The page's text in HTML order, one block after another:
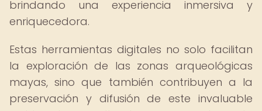
brindando una experiencia inmersiva y
enriquecedora.
Estas herramientas digitales no solo facilitan
la exploración de las zonas arqueológicas
mayas, sino que también contribuyen a la
preservación y difusión de este invaluable